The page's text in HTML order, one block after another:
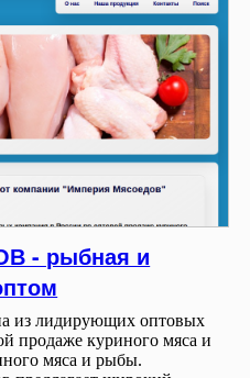
- рыбная и
из лидирующих оптовых
продаже куриного мяса и
мяса и рыбы.